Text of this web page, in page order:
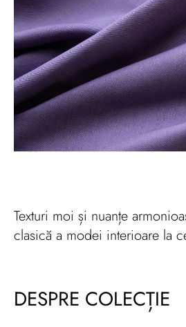
Texturi moi și nuanțe
clasică a modei interioare la
DESPRE COLECȚIE